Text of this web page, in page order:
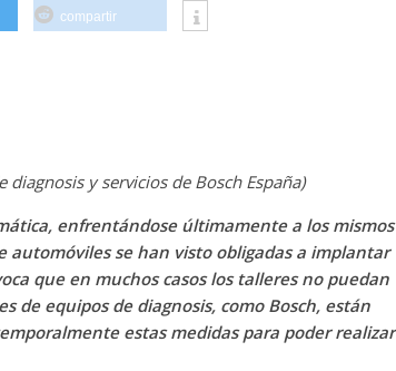
compartir
y servicios de Bosch España)
enfrentándose últimamente a los mismos
automóviles se han visto obligadas a implantar
que en muchos casos los talleres no puedan
de equipos de diagnosis, como Bosch, están
estas medidas para poder realizar